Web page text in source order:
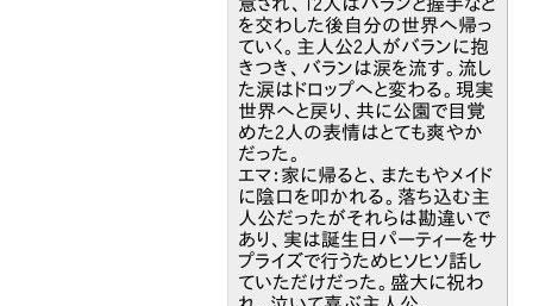
を交わした後自分の世界へ帰っ
ていく。主人公2人がバランに抱
きつき、バランは涙を流す。流し
た涙はドロップへと変わる。現実
世界へと戻り、共に公園で目覚
めた2人の表情はとても爽やか
だった。
エマ：家に帰ると、またもやメイド
に陰口を叩かれる。落ち込む主
人公だったがそれらは勘違いで
あり、実は誕生日パーティーをサ
プライズで行うためヒソヒソ話し
ていただけだった。盛大に祝わ